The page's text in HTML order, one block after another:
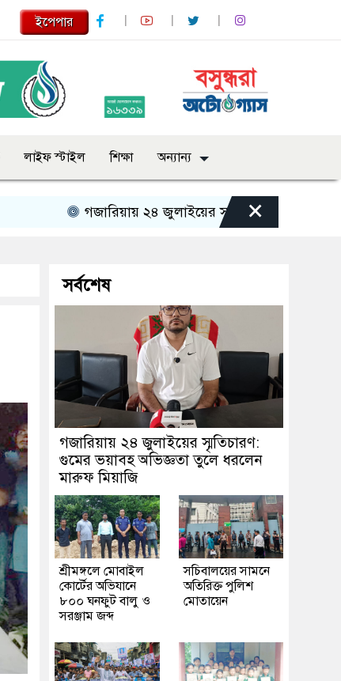
ইপেপার
লাইফ স্টাইল শিক্ষা অন্যান্য
গজারিয়ায় ২৪ জুলাইয়ের স্মৃতিচারণ: গুমের ভয়াবহ
×
সর্বশেষ
গজারিয়ায় ২৪ জুলাইয়ের স্মৃতিচারণ:
গুমের ভয়াবহ অভিজ্ঞতা তুলে ধরলেন
মারুফ মিয়াজি
শ্রীমঙ্গলে মোবাইল
কোর্টের অভিযানে
৮০০ ঘনফুট বালু ও
সরঞ্জাম জব্দ
সচিবালয়ের সামনে
অতিরিক্ত পুলিশ
মোতায়েন